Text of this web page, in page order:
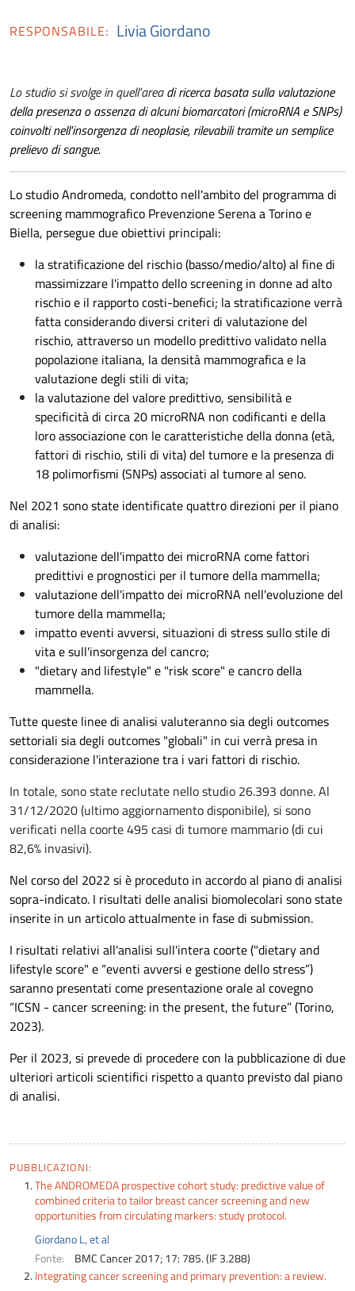
RESPONSABILE: Livia Giordano
Lo studio si svolge in quell'area di ricerca basata sulla valutazione
della presenza o assenza di alcuni biomarcatori (microRNA e SNPs)
coinvolti nell'insorgenza di neoplasie, rilevabili tramite un semplice
prelievo di sangue.
Lo studio Andromeda, condotto nell'ambito del programma di
screening mammografico Prevenzione Serena a Torino e
Biella, persegue due obiettivi principali:
la stratificazione del rischio (basso/medio/alto) al fine di
massimizzare l'impatto dello screening in donne ad alto
rischio e il rapporto costi-benefici; la stratificazione verrà
fatta considerando diversi criteri di valutazione del
rischio, attraverso un modello predittivo validato nella
popolazione italiana, la densità mammografica e la
valutazione degli stili di vita;
la valutazione del valore predittivo, sensibilità e
specificità di circa 20 microRNA non codificanti e della
loro associazione con le caratteristiche della donna (età,
fattori di rischio, stili di vita) del tumore e la presenza di
18 polimorfismi (SNPs) associati al tumore al seno.
Nel 2021 sono state identificate quattro direzioni per il piano
di analisi:
valutazione dell'impatto dei microRNA come fattori
predittivi e prognostici per il tumore della mammella;
valutazione dell'impatto dei microRNA nell'evoluzione del
tumore della mammella;
impatto eventi avversi, situazioni di stress sullo stile di
vita e sull'insorgenza del cancro;
"dietary and lifestyle" e "risk score" e cancro della
mammella.
Tutte queste linee di analisi valuteranno sia degli outcomes
settoriali sia degli outcomes "globali" in cui verrà presa in
considerazione l'interazione tra i vari fattori di rischio.
In totale, sono state reclutate nello studio 26.393 donne. Al
31/12/2020 (ultimo aggiornamento disponibile), si sono
verificati nella coorte 495 casi di tumore mammario (di cui
82,6% invasivi).
Nel corso del 2022 si è proceduto in accordo al piano di analisi
sopra-indicato. I risultati delle analisi biomolecolari sono state
inserite in un articolo attualmente in fase di submission.
I risultati relativi all'analisi sull'intera coorte ("dietary and
lifestyle score" e “eventi avversi e gestione dello stress”)
saranno presentati come presentazione orale al covegno
“ICSN - cancer screening: in the present, the future” (Torino,
2023).
Per il 2023, si prevede di procedere con la pubblicazione di due
ulteriori articoli scientifici rispetto a quanto previsto dal piano
di analisi.
PUBBLICAZIONI:
The ANDROMEDA prospective cohort study: predictive value of
combined criteria to tailor breast cancer screening and new
opportunities from circulating markers: study protocol.
Giordano L, et al
Fonte:
BMC Cancer 2017; 17: 785. (IF 3.288)
Integrating cancer screening and primary prevention: a review.